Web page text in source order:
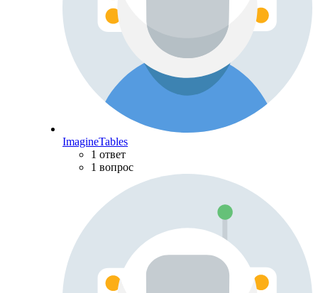
ImagineTables
1 ответ
1 вопрос